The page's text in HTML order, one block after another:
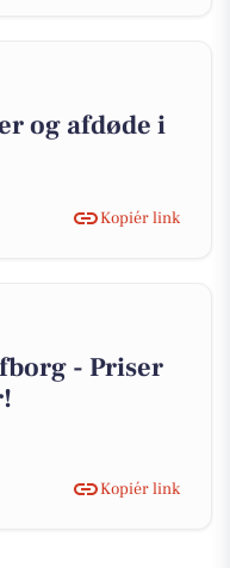
og afdøde i
Kopiér link
- Priser
Kopiér link